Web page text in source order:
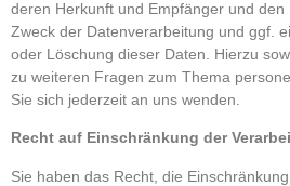
deren Herkunft und Empfänger und den
Zweck der Datenverarbeitung und ggf.
oder Löschung dieser Daten. Hierzu
zu weiteren Fragen zum Thema
Sie sich jederzeit an uns wenden.
Recht auf Einschränkung der
Sie haben das Recht, die